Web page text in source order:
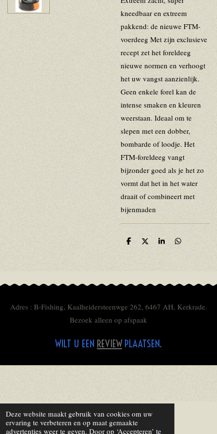
Deze website maakt gebruik van cookies om uw
ervaring te verbeteren en op maat gemaakte
advertenties weer te geven. Door op ‘Accepteren’ te
kneedbaar en extreem
pakkend: de nieuwe FTM-
voerdeeg Met zijn exclusieve
recept zet het foreldeeg
nieuwe normen en verhoogt
het uw vangst aanzienlijk.
Geen enkele forel kan de
intense smaken en kleuren
weerstaan. Ideaal om te
slepen met een dobber,
bombarde of loodje. Het
FTM-foreldeeg vangt
bijzonder goed als je het zo
vormt dat het in het water
draait of combineert met
bijenmaden
D
D
S
D
Adres : B-Fishing, Kaalheidersteenwge 262, 6467 AH, Kerkrade.
Bezoek alleen op afspaak
WILT U EEN REVIEWPLAATSEN.